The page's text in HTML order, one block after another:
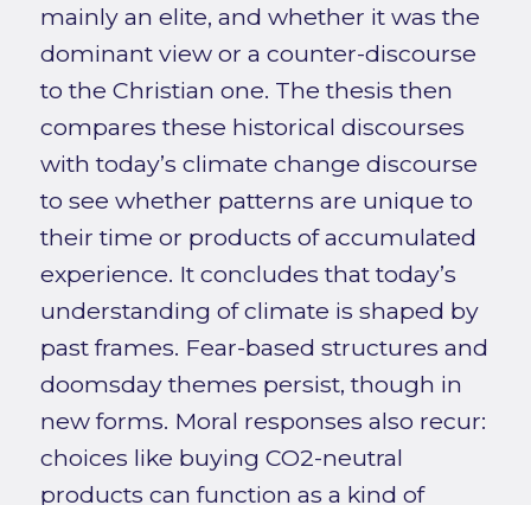
mainly an elite, and whether it was the
dominant view or a counter-discourse
to the Christian one. The thesis then
compares these historical discourses
with today’s climate change discourse
to see whether patterns are unique to
their time or products of accumulated
experience. It concludes that today’s
understanding of climate is shaped by
past frames. Fear-based structures and
doomsday themes persist, though in
new forms. Moral responses also recur:
choices like buying CO2-neutral
products can function as a kind of